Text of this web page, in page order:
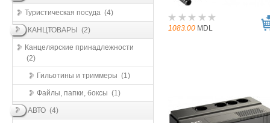
Туристическая посуда (4)
КАНЦТОВАРЫ (2)
Канцелярские принадлежности
(2)
Гильотины и триммеры (1)
Файлы, папки, боксы (1)
АВТО (4)
1083.00 MDL